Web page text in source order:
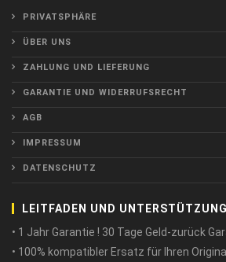
PRIVATSPHÄRE
ÜBER UNS
ZAHLUNG UND LIEFERUNG
GARANTIE UND WIDERRUFSRECHT
AGB
IMPRESSUM
DATENSCHUTZ
LEITFADEN UND UNTERSTÜTZUNG
• 1 Jahr Garantie ! 30 Tage Geld-zurück
• 100% kompatibler Ersatz für Ihren